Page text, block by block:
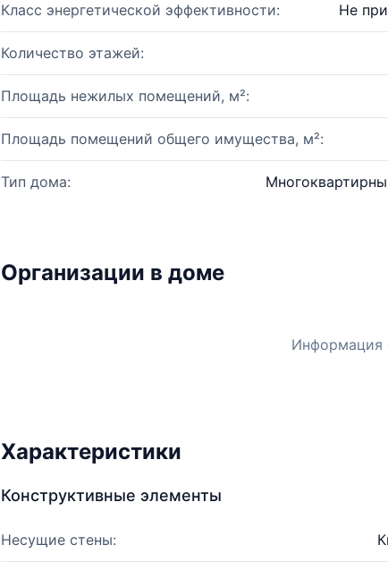
Класс энергетической эффективности: Не
Количество этажей:
Площадь нежилых помещений, м²:
Площадь помещений общего имущества, м²:
Тип дома:
Организации в доме
Информация
Характеристики
Конструктивные элементы
Несущие стены: